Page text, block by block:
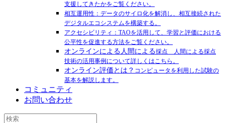
支援してきたかをご覧ください。
相互運用性：データのサイロ化を解消し、相互接続された
デジタルエコシステムを構築する。
アクセシビリティ：TAOを活用して、学習と評価における
公平性を促進する方法をご覧ください。
オンラインによる人間による採点 人間による採点
技術の活用事例について詳しくはこちら。
オンライン評価とは？ コンピュータを利用した試験の
基本を解説します。
コミュニティ
お問い合わせ